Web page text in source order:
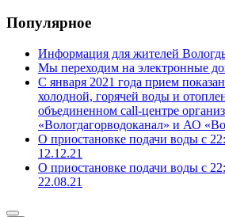
Популярное
Информация для жителей
Мы переходим на электронные
С января 2021 года прием
холодной, горячей воды и
объединенном call-центре
«Вологдагорводоканал» и АО
О приостановке подачи воды с
12.12.21
О приостановке подачи воды с
22.08.21